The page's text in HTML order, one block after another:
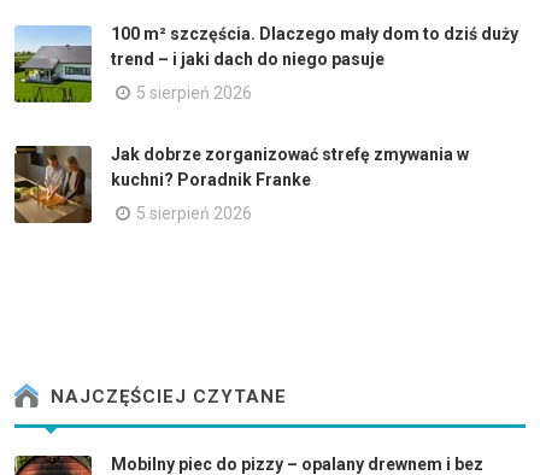
100 m² szczęścia. Dlaczego mały dom to dziś duży
trend – i jaki dach do niego pasuje
5 sierpień 2026
Jak dobrze zorganizować strefę zmywania w
kuchni? Poradnik Franke
5 sierpień 2026
NAJCZĘŚCIEJ CZYTANE
Mobilny piec do pizzy – opalany drewnem i bez